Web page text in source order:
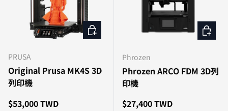
PRUSA
Original Prusa MK4S 3D
列印機
原價
$53,000 TWD
加入購物車
Phrozen
Phrozen ARCO FDM 3D列
印機
原價
$27,400 TWD
加入購